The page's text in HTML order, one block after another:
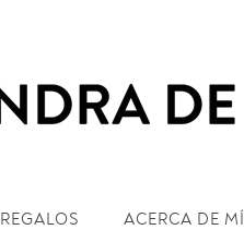
REGALOS ACERCA DE MÍ